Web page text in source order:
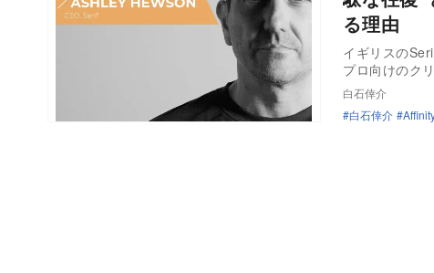
る理由
イギリスの
プロ向けのク
白石倖介
白石倖介